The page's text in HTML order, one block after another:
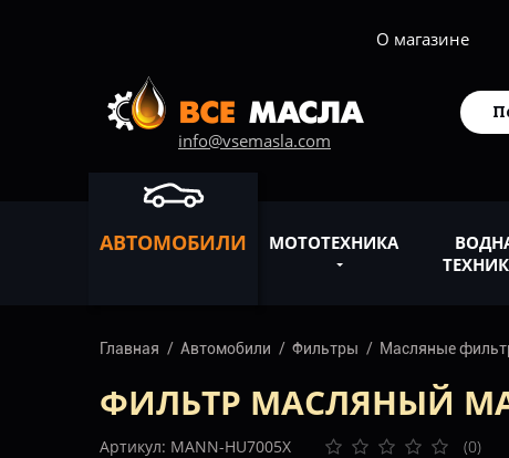
О магазине
info@vsemasla.com
АВТОМОБИЛИ МОТОТЕХНИКА
Главная Автомобили Фильтры Масляные
ФИЛЬТР МАСЛЯНЫЙ
Артикул: MANN-HU7005X (0)